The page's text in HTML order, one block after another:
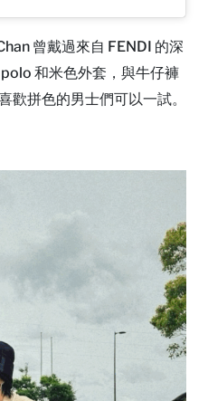
曾戴過來自 FENDI 的深
和米色外套，與牛仔褲
歡拼色的男士們可以一試。